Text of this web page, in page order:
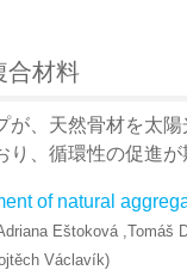
合材料
、天然骨材を太
、循環性の促進が
of natural
Eštoková
Václavík)